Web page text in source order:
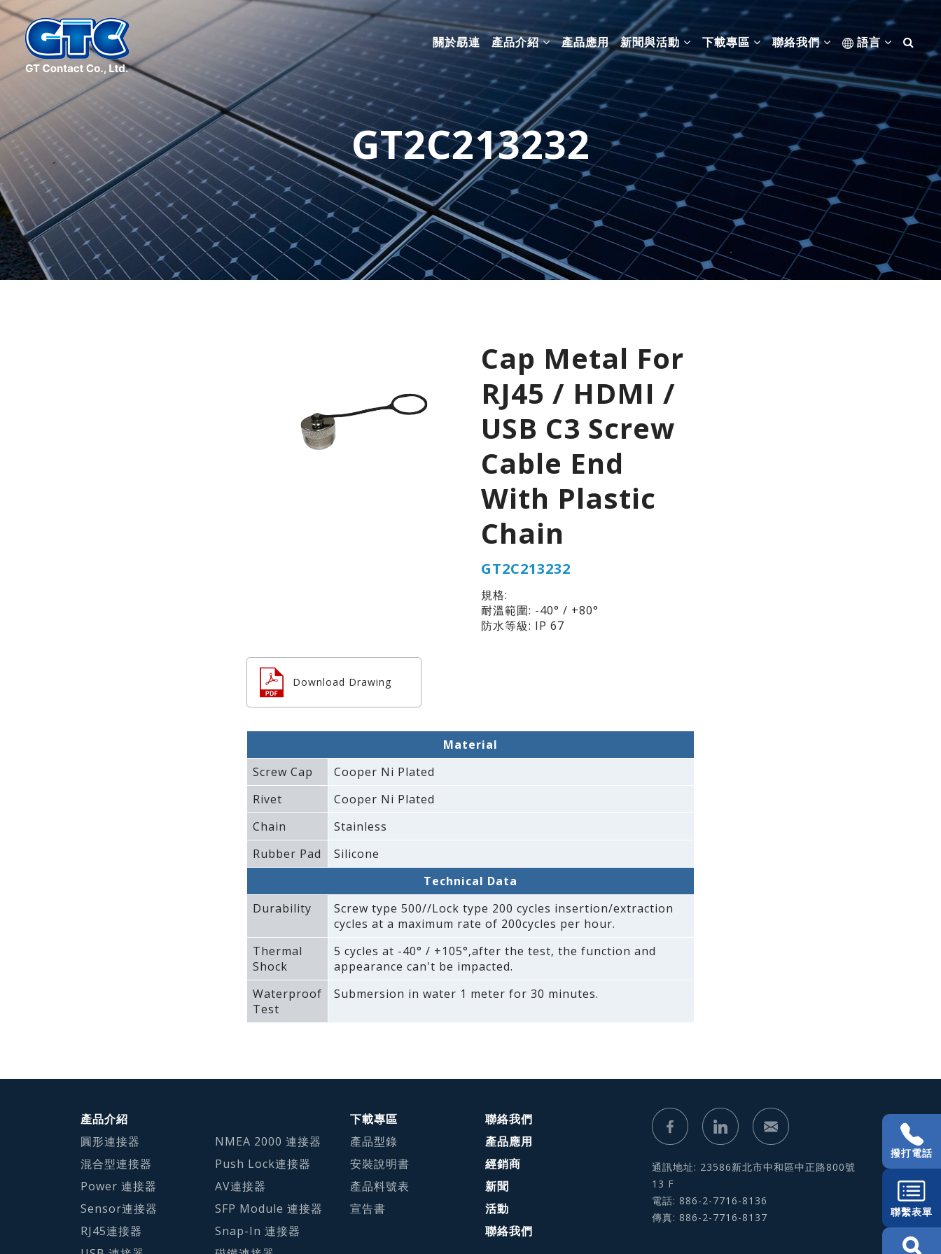
關於勗連 產品介紹 產品應用 新聞與活動 下載專區 聯絡我們 語言
GT2C213232
Cap Metal For
RJ45 / HDMI /
USB C3 Screw
Cable End
With Plastic
Chain
GT2C213232
規格:
耐溫範圍: -40° / +80°
防水等級: IP 67
Download Drawing
Material
Screw Cap
Cooper Ni Plated
Rivet
Cooper Ni Plated
Chain
Stainless
Rubber Pad
Silicone
Technical Data
Durability
Screw type 500//Lock type 200 cycles insertion/extraction
cycles at a maximum rate of 200cycles per hour.
Thermal
Shock
5 cycles at -40° / +105°‚after the test‚ the function and
appearance can't be impacted.
Waterproof
Test
Submersion in water 1 meter for 30 minutes.
產品介紹
圓形連接器
混合型連接器
Power 連接器
Sensor連接器
RJ45連接器
NMEA 2000 連接器
Push Lock連接器
AV連接器
SFP Module 連接器
Snap-In 連接器
下載專區
產品型錄
安裝說明書
產品料號表
宣告書
聯絡我們
產品應用
經銷商
新聞
活動
聯絡我們
通訊地址: 23586新北市中和區中正路800號
13 F
電話: 886-2-7716-8136
傳真: 886-2-7716-8137
撥打電話
聯繫表單